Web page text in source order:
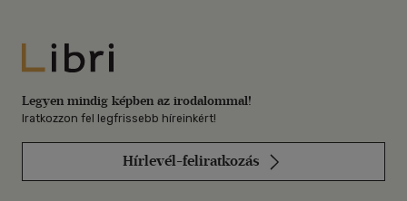
Libri
Legyen mindig képben az irodalommal!
Iratkozzon fel legfrissebb híreinkért!
Hírlevél-feliratkozás